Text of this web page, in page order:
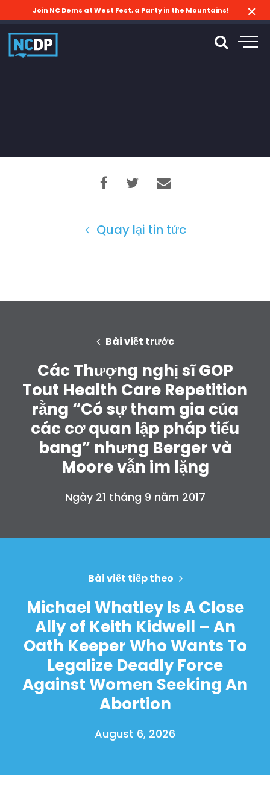
Join NC Dems at West Fest, a Party in the Mountains!
Quay lại tin tức
Bài viết trước
Các Thượng nghị sĩ GOP
Tout Health Care Repetition
rằng “Có sự tham gia của
các cơ quan lập pháp tiểu
bang” nhưng Berger và
Moore vẫn im lặng
Ngày 21 tháng 9 năm 2017
Bài viết tiếp theo
Michael Whatley Is A Close
Ally of Keith Kidwell – An
Oath Keeper Who Wants To
Legalize Deadly Force
Against Women Seeking An
Abortion
August 6, 2026